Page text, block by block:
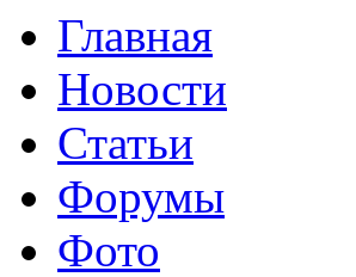
Главная
Новости
Статьи
Форумы
Фото